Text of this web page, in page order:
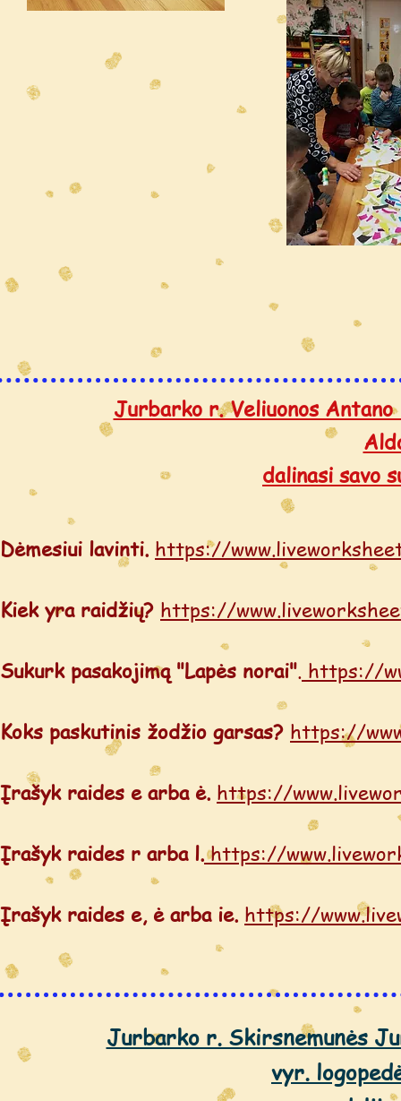
Jurbarko r. Veliuonos
dalinasi savo
Dėmesiui lavinti. https://
Kiek yra raidžių? https://
Sukurk pasakojimą "Lapės norai". https://
Koks paskutinis žodžio garsas? https://
Įrašyk raides e arba ė. https://
Įrašyk raides r arba l.https://
Įrašyk raides e, ė arba ie. https://
Jurbarko r. Skirsnemunės
vyr.